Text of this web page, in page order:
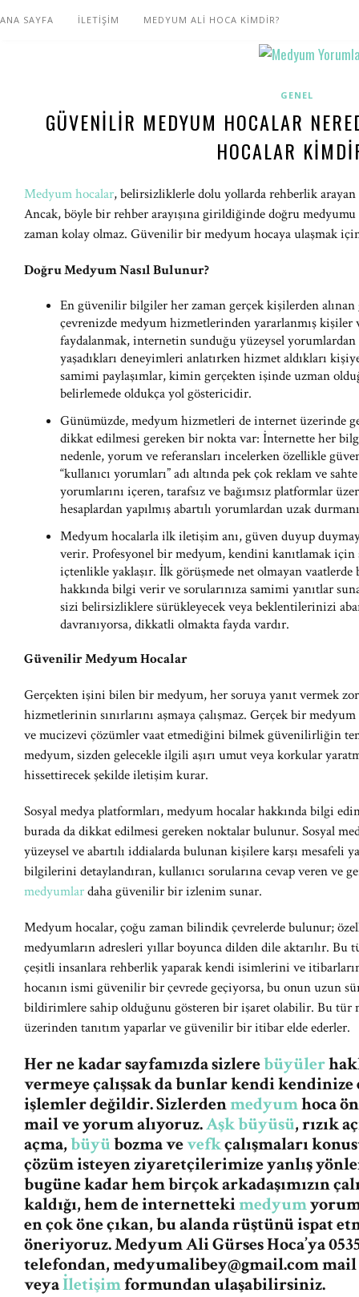
ANA SAYFA İLETİŞİM MEDYUM ALİ HOCA KİMDİR?
GENEL
GÜVENILIR MEDYUM HOCALAR
HOCALAR
Medyum hocalar, belirsizliklerle dolu yollarda rehberlik
Ancak, böyle bir rehber arayışına girildiğinde doğru
zaman kolay olmaz. Güvenilir bir medyum hocaya ulaşmak
Doğru Medyum Nasıl Bulunur?
En güvenilir bilgiler her zaman gerçek kişilerden
çevrenizde medyum hizmetlerinden yararlanmış
faydalanmak, internetin sunduğu yüzeysel
yaşadıkları deneyimleri anlatırken hizmet aldıkları
samimi paylaşımlar, kimin gerçekten işinde uzman
belirlemede oldukça yol göstericidir.
Günümüzde, medyum hizmetleri de internet üzerinde
dikkat edilmesi gereken bir nokta var: İnternette her
nedenle, yorum ve referansları incelerken özellikle
“kullanıcı yorumları” adı altında pek çok reklam ve
yorumlarını içeren, tarafsız ve bağımsız platformlar
hesaplardan yapılmış abartılı yorumlardan uzak
Medyum hocalarla ilk iletişim anı, güven duyup
verir. Profesyonel bir medyum, kendini kanıtlamak için
içtenlikle yaklaşır. İlk görüşmede net olmayan vaatlerde
hakkında bilgi verir ve sorularınıza samimi yanıtlar
sizi belirsizliklere sürükleyecek veya beklentilerinizi
davranıyorsa, dikkatli olmakta fayda vardır.
Güvenilir Medyum Hocalar
Gerçekten işini bilen bir medyum, her soruya yanıt vermek
hizmetlerinin sınırlarını aşmaya çalışmaz. Gerçek bir
ve mucizevi çözümler vaat etmediğini bilmek güvenilirliğin
medyum, sizden gelecekle ilgili aşırı umut veya korkular
hissettirecek şekilde iletişim kurar.
Sosyal medya platformları, medyum hocalar hakkında bilgi
burada da dikkat edilmesi gereken noktalar bulunur. Sosyal
yüzeysel ve abartılı iddialarda bulunan kişilere karşı mesafeli
bilgilerini detaylandıran, kullanıcı sorularına cevap veren ve
medyumlardaha güvenilir bir izlenim sunar.
Medyum hocalar, çoğu zaman bilindik çevrelerde bulunur;
medyumların adresleri yıllar boyunca dilden dile aktarılır. Bu
çeşitli insanlara rehberlik yaparak kendi isimlerini ve
hocanın ismi güvenilir bir çevrede geçiyorsa, bu onun uzun
bildirimlere sahip olduğunu gösteren bir işaret olabilir. Bu tür
üzerinden tanıtım yaparlar ve güvenilir bir itibar elde ederler.
Her ne kadar sayfamızda sizlerebüyüler
vermeye çalışsak da bunlar kendi
işlemler değildir. Sizlerdenmedyumhoca
mail ve yorum alıyoruz.Aşk büyüsü, rızık
açma,büyübozma vevefkçalışmaları
çözüm isteyen ziyaretçilerimize yanlış
bugüne kadar hem birçok arkadaşımızın
kaldığı, hem de internettekimedyum
en çok öne çıkan, bu alanda rüştünü ispat
öneriyoruz. Medyum Ali Gürses Hoca’ya
telefondan,medyumalibey@gmail.commail
veyaİletişimformundan ulaşabilirsiniz.